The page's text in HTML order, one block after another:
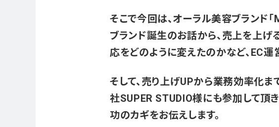
そこで今回は、オーラル美容ブランド
ブランド誕生のお話から、売上を上げ
応をどのように変えたのかなど、EC
そして、売り上げUPから業務効率化
社SUPER STUDIO様にも参加して頂
功のカギをお伝えします。